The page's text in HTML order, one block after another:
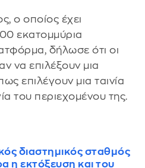
ο οποίος έχει
εκατομμύρια
δήλωσε ότι οι
να επιλέξουν μια
επιλέγουν μια ταινία
του περιεχομένου της.
διαστημικός σταθμός
η εκτόξευση και του